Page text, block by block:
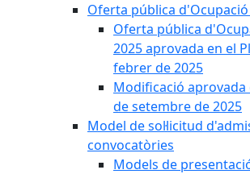
Oferta pública d'Ocupació
Oferta pública
2025 aprovada en el
febrer de 2025
Modificació aprovada
de setembre de 2025
Model de sol·licitud
convocatòries
Models de